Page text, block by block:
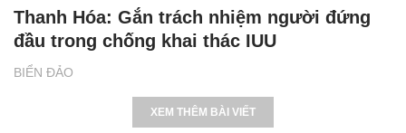
BIỂN ĐẢO
Thanh Hóa: Gắn trách nhiệm người đứng
đầu trong chống khai thác IUU
XEM THÊM BÀI VIẾT